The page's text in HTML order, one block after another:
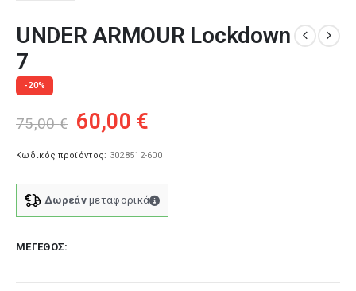
UNDER ARMOUR Lockdown
7
-20%
75,00€ Original
was:
75,00 €.
60,00 €
τιμή
είναι:
60,00 €.
Κωδικός προϊόντος: 3028512-600
Δωρεάνμεταφορικά
ΜΈΓΕΘΟΣ